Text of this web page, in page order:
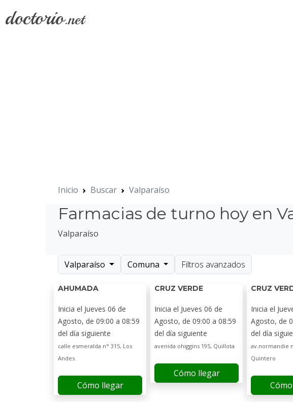
doctorio.net
Inicio Buscar Valparaíso
Farmacias de turno hoy en
Valparaíso
Valparaíso Comuna Filtros avanzados
AHUMADA
Inicia el Jueves 06 de
Agosto, de 09:00 a 08:59
del día siguiente
calle esmeralda n° 315, Los
Andes
Cómo llegar
CRUZ VERDE
Inicia el Jueves 06 de
Agosto, de 09:00 a 08:59
del día siguiente
avenida ohiggins 195, Quillota
Cómo llegar
CRUZ
Inicia el
Agosto, de
del día
av.normandie
Quintero